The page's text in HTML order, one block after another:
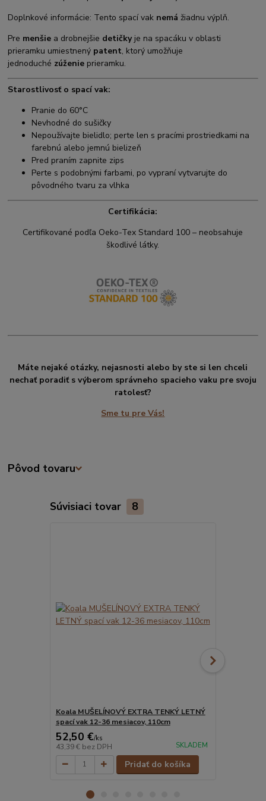
Doplnkové informácie: Tento spací vak nemážiadnu výplň.
Pre menšie a drobnejšie detičky je na spacáku v oblasti
prieramku umiestnený patent, ktorý umožňuje
jednoduché zúženie prieramku.
Starostlivosť o spací vak:
Pranie do 60°C
Nevhodné do sušičky
Nepoužívajte bielidlo; perte len s pracími prostriedkami na
farebnú alebo jemnú bielizeň
Pred praním zapnite zips
Perte s podobnými farbami, po vypraní vytvarujte do
pôvodného tvaru za vlhka
Certifikácia:
Certifikované podľa Oeko-Tex Standard 100 – neobsahuje
škodlivé látky.
Máte nejaké otázky, nejasnosti alebo by ste si len chceli
nechať poradiť s výberom správneho spacieho vaku pre svoju
ratolesť?
Sme tu pre Vás!
Pôvod tovaru
Súvisiaci tovar 8
Koala MUŠELÍNOVÝ EXTRA TENKÝ LETNÝ
spací vak 12-36 mesiacov, 110cm
52,50 €/ks
43,39 € bez DPH SKLADEM
Pridať do košíka